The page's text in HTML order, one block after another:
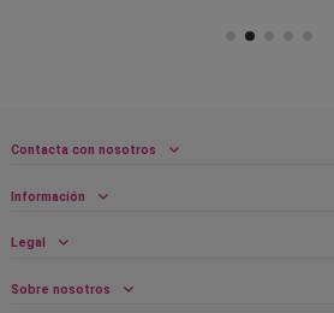
Contacta con nosotros
Información
Legal
Sobre nosotros